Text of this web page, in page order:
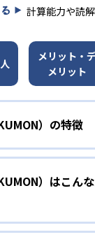
計算能力や読
メリット・
メリット
）の特徴
年式の学力別学
年にとらわれずに
習を始めている。
ベルから少しずつ
）はこん
幼児